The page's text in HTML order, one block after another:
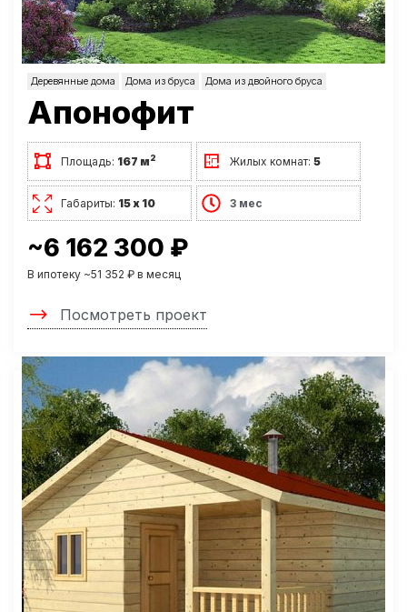
Деревянные дома Дома из бруса Дома из двойного бруса
Апонофит
Площадь: 167 м2 Жилых комнат:5
Габариты: 15 х 10 3 мес
~6 162 300 ₽
В ипотеку ~51 352 ₽ в месяц
Посмотреть проект